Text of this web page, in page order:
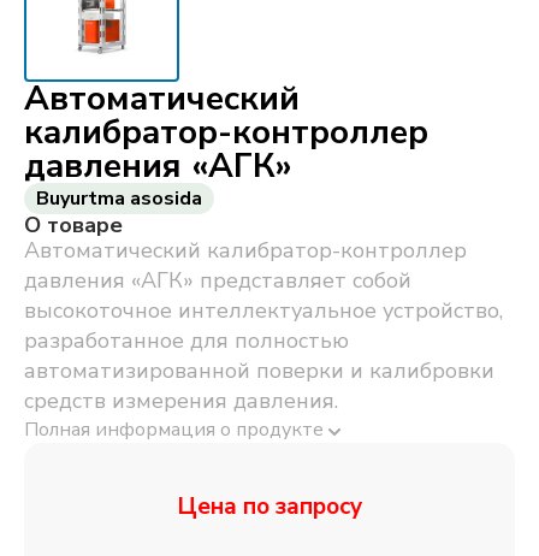
Автоматический
калибратор-контроллер
давления «АГК»
Buyurtma asosida
О товаре
Автоматический калибратор-контроллер
давления «АГК» представляет собой
высокоточное интеллектуальное устройство,
разработанное для полностью
автоматизированной поверки и калибровки
средств измерения давления.
Полная информация о продукте
Цена по запросу